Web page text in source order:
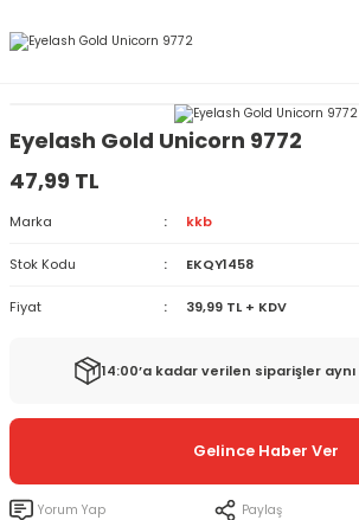
Eyelash Gold Unicorn 9772
47,99 TL
Marka kkb
Stok Kodu EKQY1458
Fiyat 39,99 TL + KDV
14:00’a kadar verilen siparişler
Gelince Haber Ver
Yorum Yap Paylaş